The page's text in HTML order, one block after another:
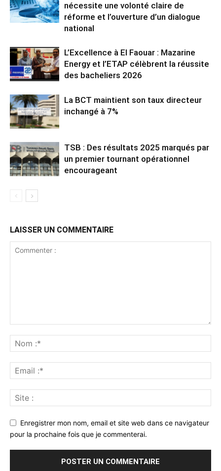
nécessite une volonté claire de
réforme et l’ouverture d’un dialogue
national
L’Excellence à El Faouar : Mazarine
Energy et l’ETAP célèbrent la réussite
des bacheliers 2026
La BCT maintient son taux directeur
inchangé à 7%
TSB : Des résultats 2025 marqués par
un premier tournant opérationnel
encourageant
LAISSER UN COMMENTAIRE
Enregistrer mon nom, email et site web dans ce navigateur
pour la prochaine fois que je commenterai.